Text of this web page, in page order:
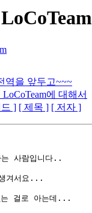
역을 앞두고~~~
에 대해서
] [ 제목 ] [ 저자 ]
사람입니다..
겨서요...
는 걸로 아는데...